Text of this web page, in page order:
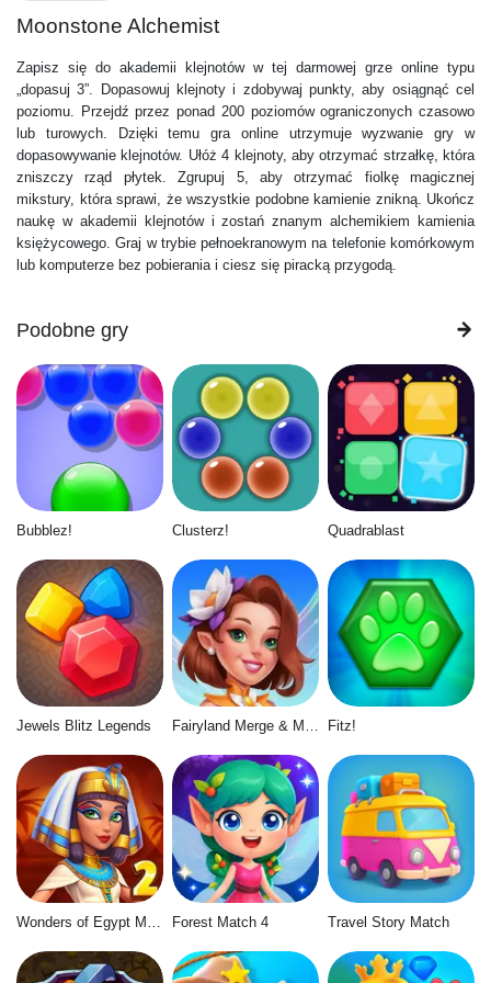
Moonstone Alchemist
Zapisz się do akademii klejnotów w tej darmowej grze online typu
„dopasuj 3”. Dopasowuj klejnoty i zdobywaj punkty, aby osiągnąć cel
poziomu. Przejdź przez ponad 200 poziomów ograniczonych czasowo
lub turowych. Dzięki temu gra online utrzymuje wyzwanie gry w
dopasowywanie klejnotów. Ułóż 4 klejnoty, aby otrzymać strzałkę, która
zniszczy rząd płytek. Zgrupuj 5, aby otrzymać fiolkę magicznej
mikstury, która sprawi, że wszystkie podobne kamienie znikną. Ukończ
naukę w akademii klejnotów i zostań znanym alchemikiem kamienia
księżycowego. Graj w trybie pełnoekranowym na telefonie komórkowym
lub komputerze bez pobierania i ciesz się piracką przygodą.
Podobne gry
Bubblez! Clusterz! Quadrablast
Jewels Blitz Legends Fairyland Merge & Magic Fitz!
Forest Match 4 Travel Story Match